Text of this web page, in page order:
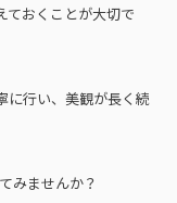
ておくことが大切で
に行い、美観が長く続
みませんか？